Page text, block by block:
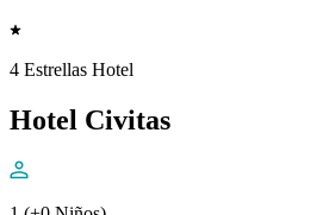
4 Estrellas Hotel
Hotel Civitas